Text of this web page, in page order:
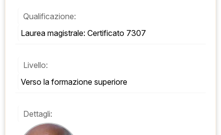
Qualificazione:
Laurea magistrale: Certificato 7307
Livello:
Verso la formazione superiore
Dettagli: